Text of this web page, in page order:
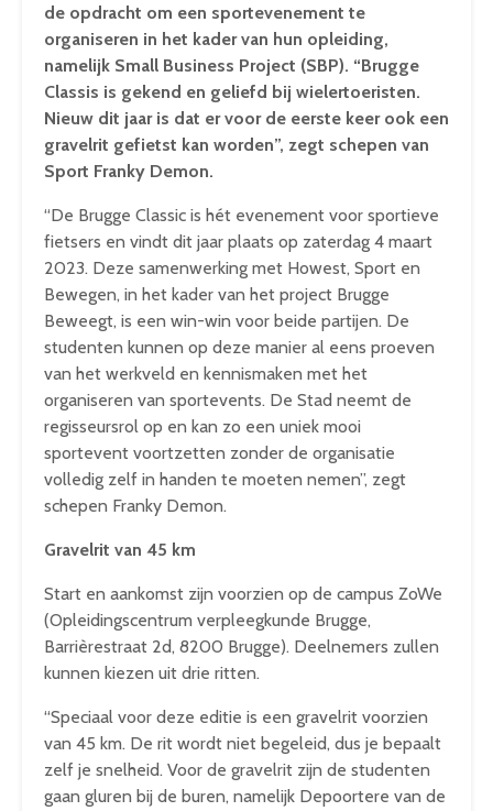
de opdracht om een sportevenement te
organiseren in het kader van hun opleiding,
namelijk Small Business Project (SBP). “Brugge
Classis is gekend en geliefd bij wielertoeristen.
Nieuw dit jaar is dat er voor de eerste keer ook een
gravelrit gefietst kan worden”, zegt schepen van
Sport Franky Demon.
“De Brugge Classic is hét evenement voor sportieve
fietsers en vindt dit jaar plaats op zaterdag 4 maart
2023. Deze samenwerking met Howest, Sport en
Bewegen, in het kader van het project Brugge
Beweegt, is een win-win voor beide partijen. De
studenten kunnen op deze manier al eens proeven
van het werkveld en kennismaken met het
organiseren van sportevents. De Stad neemt de
regisseursrol op en kan zo een uniek mooi
sportevent voortzetten zonder de organisatie
volledig zelf in handen te moeten nemen”, zegt
schepen Franky Demon.
Gravelrit van 45 km
Start en aankomst zijn voorzien op de campus ZoWe
(Opleidingscentrum verpleegkunde Brugge,
Barrièrestraat 2d, 8200 Brugge). Deelnemers zullen
kunnen kiezen uit drie ritten.
“Speciaal voor deze editie is een gravelrit voorzien
van 45 km. De rit wordt niet begeleid, dus je bepaalt
zelf je snelheid. Voor de gravelrit zijn de studenten
gaan gluren bij de buren, namelijk Depoortere van de